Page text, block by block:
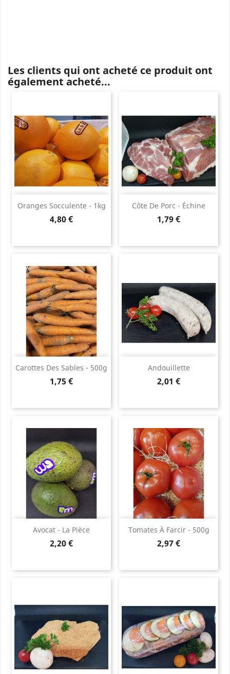
Les clients qui ont acheté ce produit ont
également acheté...
Oranges Socculente - 1kg
Prix
4,80 €
Côte De Porc - Échine
Prix
1,79 €
Carottes Des Sables - 500g
Prix
1,75 €
Andouillette
Prix
2,01 €
Avocat - La Pièce
Prix
2,20 €
Tomates À Farcir - 500g
Prix
2,97 €